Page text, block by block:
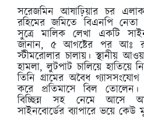
সরেজমিন আষাঢ়িয়ার চর
রহিমের জমিতে বিএনপি
সুত্রে মালিক লেখা একটি
জানান, ৫ আগষ্টের পর আঃ
স্টীমরোলার চালায়। স্থানীয়
হামলা, লুটপাট চালিয়ে হাতিয়ে
তিনি গ্রামের অবৈধ
করে প্রতিমাসে বিল
বিচ্ছিন্ন সহ নেমে আসে
সাইনবোর্ডের ব্যাপারে ভয়ে